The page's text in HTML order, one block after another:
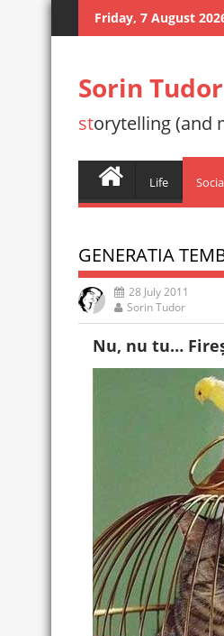
Skip
Friday, 7 August
Sorin Tudor
storytelling (and
Life
GENERATIA
28 July 2011
Sorin Tudor
Nu, nu tu…